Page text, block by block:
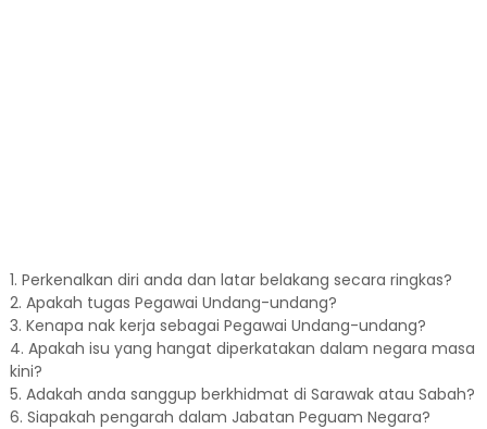
1. Perkenalkan diri anda dan latar belakang secara ringkas?
2. Apakah tugas Pegawai Undang-undang?
3. Kenapa nak kerja sebagai Pegawai Undang-undang?
4. Apakah isu yang hangat diperkatakan dalam negara masa
kini?
5. Adakah anda sanggup berkhidmat di Sarawak atau Sabah?
6. Siapakah pengarah dalam Jabatan Peguam Negara?